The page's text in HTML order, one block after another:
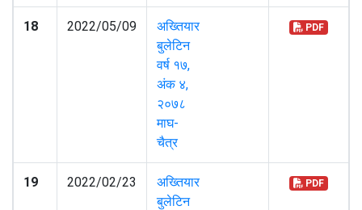
18 2022/05/09
अख्तियार
बुलेटिन
वर्ष १७,
अंक ४,
२०७८
माघ-
चैत्र
PDF
19 2022/02/23
अख्तियार
बुलेटिन
PDF